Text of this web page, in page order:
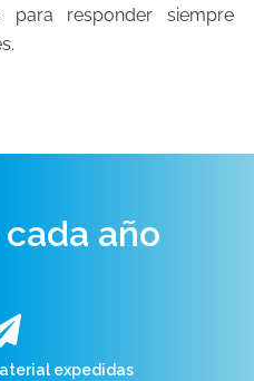
para responder siempre
año
expedidas